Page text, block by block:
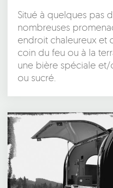
Situé à quelques pas
nombreuses
endroit chaleureux et
coin du feu ou à la
une bière spéciale et/
ou sucré.